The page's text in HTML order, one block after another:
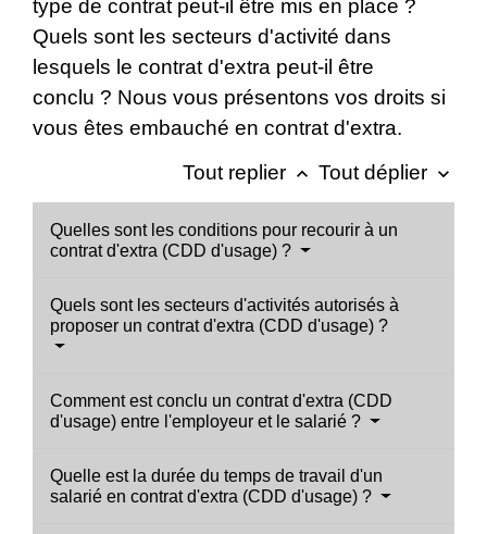
type de contrat peut-il être mis en place ?
Quels sont les secteurs d'activité dans
lesquels le contrat d'extra peut-il être
conclu ? Nous vous présentons vos droits si
vous êtes embauché en contrat d'extra.
Tout replier keyboard_arrow_up Tout déplier keyboard_arrow_down
Quelles sont les conditions pour recourir à un
contrat d'extra (CDD d'usage) ?
Quels sont les secteurs d'activités autorisés à
proposer un contrat d'extra (CDD d'usage) ?
Comment est conclu un contrat d'extra (CDD
d'usage) entre l'employeur et le salarié ?
Quelle est la durée du temps de travail d'un
salarié en contrat d'extra (CDD d'usage) ?